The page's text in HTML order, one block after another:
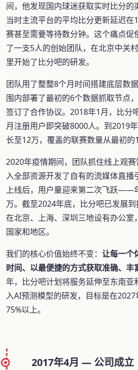
间，他发现国内球迷获取实时比分的
当时主流平台的平均比分更新延迟
赛甚至需要等待数分钟。这个痛点促
了一支5人的创始团队，在北京中关
里开始了比分吧的研发。
团队用了整整8个月时间搭建底层数
围内部署了最初的6个数据抓取节点
签订了合作协议。2018年1月，比分
月注册用户即突破8000人。到2019
长至12万，覆盖的联赛数量从最初的
2020年疫情期间，团队抓住线上观
入全部资源开发了自有的流媒体直
上线后，用户量迎来第二次飞跃——
万。截至2024年底，比分吧已发展到
在北京、上海、深圳三地设有办公室
国家和地区。
我们的核心价值始终不变： 让每一个
时间、以最便捷的方式获取准确、丰
年，比分吧计划将服务延伸至东南亚
入AI预测模型的研发，目标是在
75%以上。
2017年4月 — 公司成立